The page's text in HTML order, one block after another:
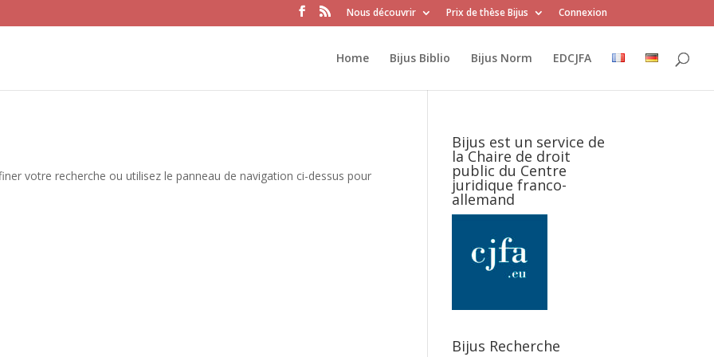
Nous découvrir Prix de thèse Bijus Connexion
Home Bijus Biblio Bijus Norm EDCJFA
votre recherche ou utilisez le panneau de navigation ci-dessus pour
Bijus est un service de
la Chaire de droit
public du Centre
juridique franco-
allemand
Bijus Recherche